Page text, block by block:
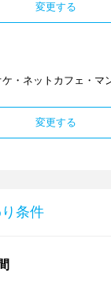
変更する
ケ・ネットカフェ・マ
変更する
条件